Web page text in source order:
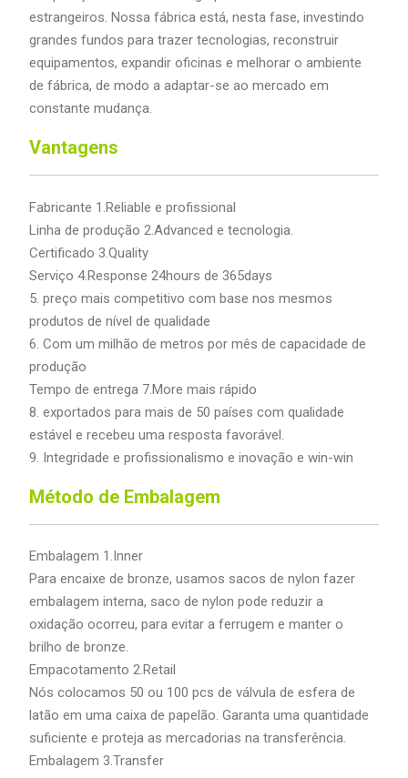
estrangeiros. Nossa fábrica está, nesta fase, investindo
grandes fundos para trazer tecnologias, reconstruir
equipamentos, expandir oficinas e melhorar o ambiente
de fábrica, de modo a adaptar-se ao mercado em
constante mudança.
Vantagens
Fabricante 1.Reliable e profissional
Linha de produção 2.Advanced e tecnologia.
Certificado 3.Quality
Serviço 4.Response 24hours de 365days
5. preço mais competitivo com base nos mesmos
produtos de nível de qualidade
6. Com um milhão de metros por mês de capacidade de
produção
Tempo de entrega 7.More mais rápido
8. exportados para mais de 50 países com qualidade
estável e recebeu uma resposta favorável.
9. Integridade e profissionalismo e inovação e win-win
Método de Embalagem
Embalagem 1.Inner
Para encaixe de bronze, usamos sacos de nylon fazer
embalagem interna, saco de nylon pode reduzir a
oxidação ocorreu, para evitar a ferrugem e manter o
brilho de bronze.
Empacotamento 2.Retail
Nós colocamos 50 ou 100 pcs de válvula de esfera de
latão em uma caixa de papelão. Garanta uma quantidade
suficiente e proteja as mercadorias na transferência.
Embalagem 3.Transfer